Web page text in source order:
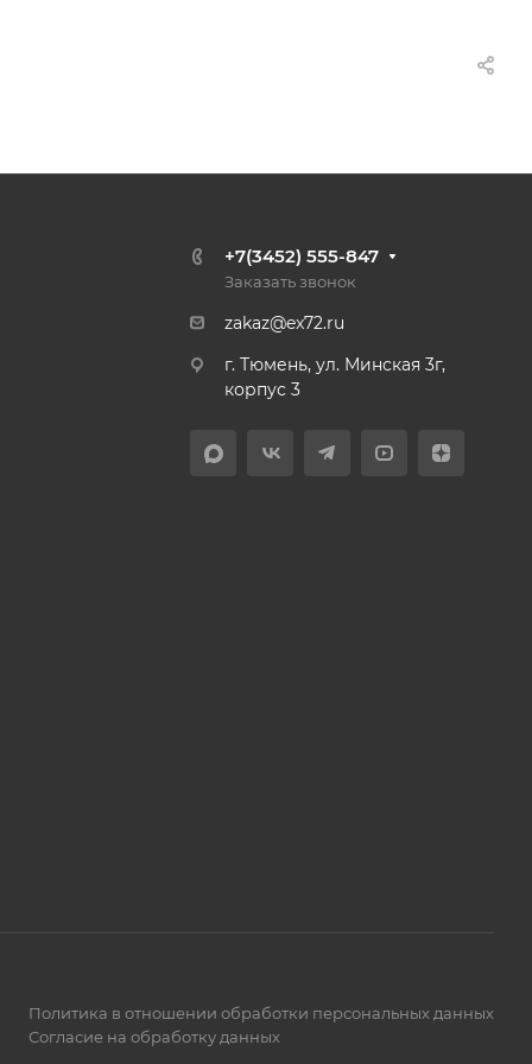
+7(3452) 555-847
Заказать звонок
zakaz@ex72.ru
г. Тюмень, ул. Минская 3г,
корпус 3
Политика в отношении обработки персональных данных
Согласие на обработку данных